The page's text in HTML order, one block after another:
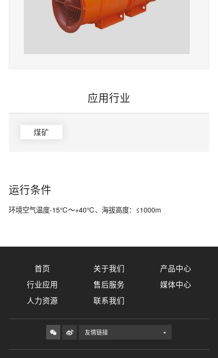
应用行业
煤矿
运行条件
环境空气温度-15℃～+40℃、海拔高度：≤1000m
首页 关于我们
产品中心
行业应用
售后服务
媒体中心
人力资源
联系我们
友情链接